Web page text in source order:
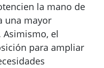
la mano de
una mayor
el
para ampliar